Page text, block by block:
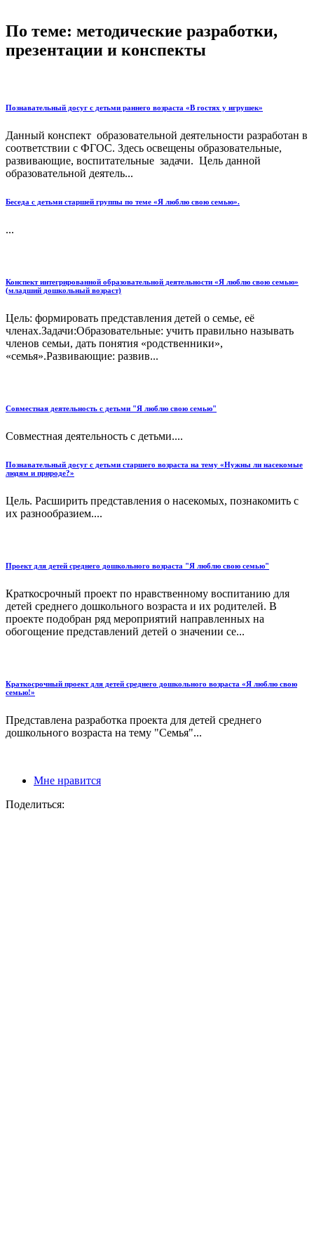
По теме: методические разработки,
презентации и конспекты
Познавательный досуг с детьми раннего возраста «В гостях у игрушек»
Данный конспект образовательной деятельности разработан в
соответствии с ФГОС. Здесь освещены образовательные,
развивающие, воспитательные задачи. Цель данной
образовательной деятель...
Беседа с детьми старшей группы по теме «Я люблю свою семью».
...
Конспект интегрированной образовательной деятельности «Я люблю свою семью»
(младший дошкольный возраст)
Цель: формировать представления детей о семье, её
членах.Задачи:Образовательные: учить правильно называть
членов семьи, дать понятия «родственники»,
«семья».Развивающие: развив...
Совместная деятельность с детьми "Я люблю свою семью"
Совместная деятельность с детьми....
Познавательный досуг с детьми старшего возраста на тему «Нужны ли насекомые
людям и природе?»
Цель. Расширить представления о насекомых, познакомить с
их разнообразием....
Проект для детей среднего дошкольного возраста "Я люблю свою семью"
Краткосрочный проект по нравственному воспитанию для
детей среднего дошкольного возраста и их родителей. В
проекте подобран ряд мероприятий направленных на
обогощение представлений детей о значении се...
Краткосрочный проект для детей среднего дошкольного возраста «Я люблю свою
семью!»
Представлена разработка проекта для детей среднего
дошкольного возраста на тему "Семья"...
Мне нравится
Поделиться: